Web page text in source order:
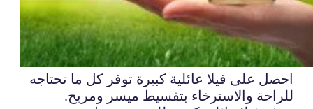
احصل على فيلا عائلية كبيرة توفر كل ما تحتاجه
للراحة والاسترخاء بتقسيط ميسر ومريح.